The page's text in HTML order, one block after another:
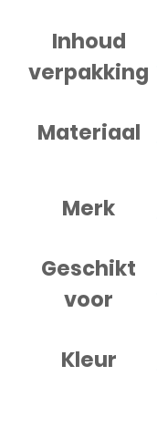
Inhoud
verpakking
Materiaal
Merk
Geschikt
voor
Kleur